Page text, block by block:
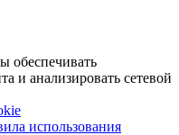
обеспечивать
и анализировать сетевой
использования